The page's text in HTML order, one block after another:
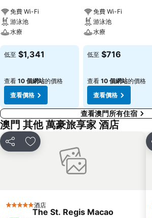
免費 Wi-Fi
游泳池
水療
查看價格
低至 $1,341
查看 10 個網站的價格
查看價格
免費 Wi-Fi
游泳池
水療
查看價格
低至 $716
查看 10 個網站的價格
查看價格
查看澳門所有住宿
澳門 其他 萬豪旅享家 酒店
分享 放到收藏夾
5 星級 酒店
The St. Regis Macao